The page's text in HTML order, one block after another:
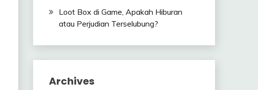
Loot Box di Game, Apakah Hiburan
atau Perjudian Terselubung?
Archives